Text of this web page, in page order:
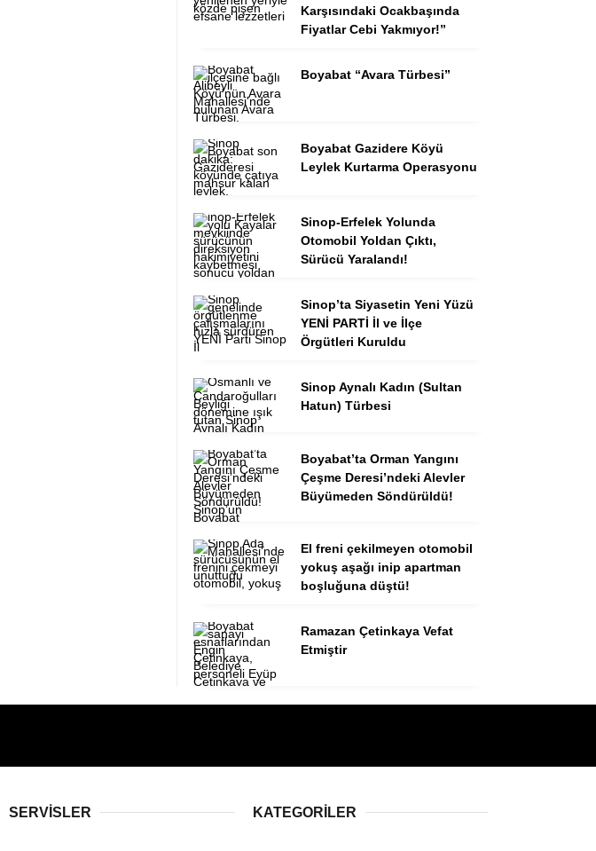
Karşısındaki Ocakbaşında
Fiyatlar Cebi Yakmıyor!”
Boyabat “Avara Türbesi”
Boyabat Gazidere Köyü
Leylek Kurtarma Operasyonu
Sinop-Erfelek Yolunda
Otomobil Yoldan Çıktı,
Sürücü Yaralandı!
Sinop’ta Siyasetin Yeni Yüzü
YENİ PARTİ İl ve İlçe
Örgütleri Kuruldu
Sinop Aynalı Kadın (Sultan
Hatun) Türbesi
Boyabat’ta Orman Yangını
Çeşme Deresi’ndeki Alevler
Büyümeden Söndürüldü!
El freni çekilmeyen otomobil
yokuş aşağı inip apartman
boşluğuna düştü!
Ramazan Çetinkaya Vefat
Etmiştir
SERVISLER KATEGORILER